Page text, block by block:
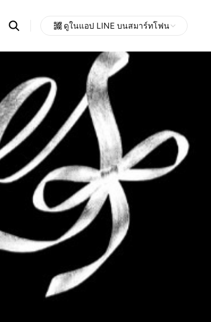
Search
OpenChats
messages
search
ดูในแอป LINE บนสมาร์ทโฟน